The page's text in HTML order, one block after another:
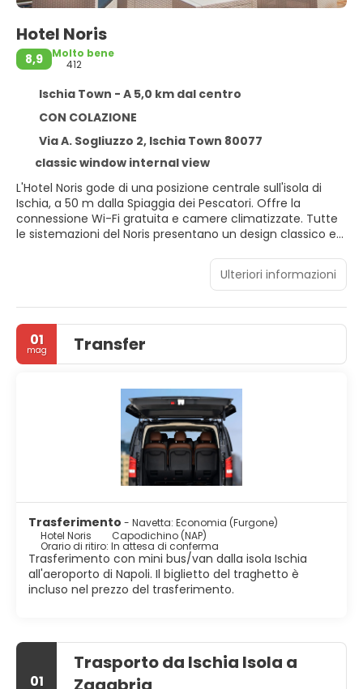
Hotel Noris
8,9
Molto bene
412
Ischia Town - A 5,0 km dal centro
CON COLAZIONE
Via A. Sogliuzzo 2, Ischia Town 80077
classic window internal view
L'Hotel Noris gode di una posizione centrale sull'isola di
Ischia, a 50 m dalla Spiaggia dei Pescatori. Offre la
connessione Wi-Fi gratuita e camere climatizzate. Tutte
le sistemazioni del Noris presentano un design classico e
Alcune vantano anche un balcone. Il ristorante è aperto
per la prima colazione. A vostra disposizione anche un bar,
una sala TV e una terrazza solarium all'ultimo piano.
Come ospiti dell'Hotel Noris beneficerete di sconti presso
le terme locali. Gli autobus si fermano proprio di fronte
alla struttura, mentre il porto dei traghetti per Napoli è
raggiungibile in 10 minuti di auto. Il Castello Aragonese è
ricco di negozi, ristoranti e caffetterie.
Ulteriori informazioni
01
mag Transfer
Trasferimento - Navetta: Economia (Furgone)
Hotel Noris
Capodichino (NAP)
Orario di ritiro: In attesa di conferma
Trasferimento con mini bus/van dalla isola Ischia
all'aeroporto di Napoli. Il biglietto del traghetto è
incluso nel prezzo del trasferimento.
01
Trasporto da Ischia Isola a